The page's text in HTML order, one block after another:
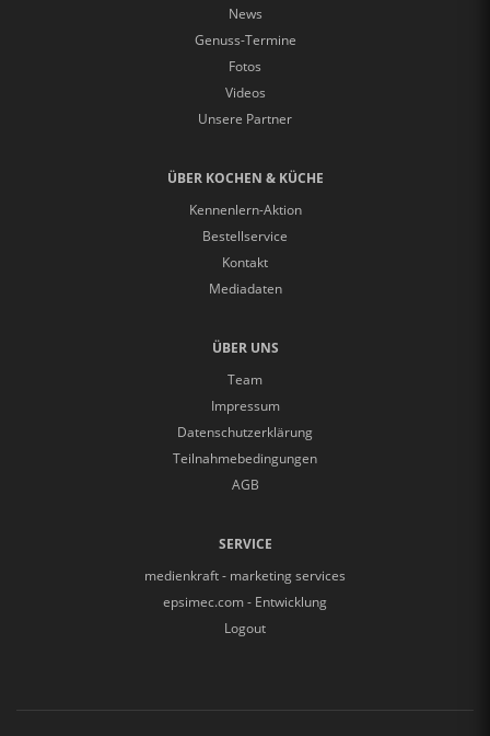
News
Genuss-Termine
Fotos
Videos
Unsere Partner
ÜBER KOCHEN & KÜCHE
Kennenlern-Aktion
Bestellservice
Kontakt
Mediadaten
ÜBER UNS
Team
Impressum
Datenschutzerklärung
Teilnahmebedingungen
AGB
SERVICE
medienkraft - marketing services
epsimec.com - Entwicklung
Logout